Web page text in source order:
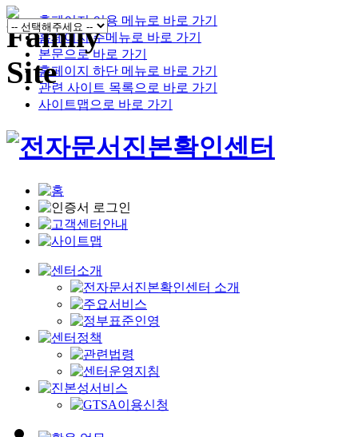
홈페이지 이용 메뉴로 바로 가기
홈페이지 주메뉴로 바로 가기
본문으로 바로 가기
홈페이지 하단 메뉴로 바로 가기
관련 사이트 목록으로 바로 가기
사이트맵으로 바로 가기